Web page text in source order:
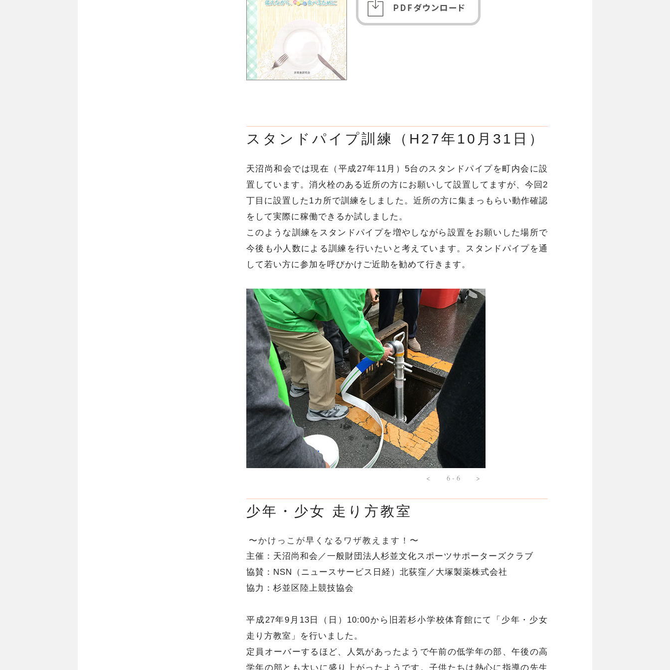
少年・少女 走り方教室
〜かけっこが早くなるワザ教えます！〜
主催：天沼尚和会／一般財団法人杉並文化スポーツサポーターズクラブ
協賛：NSN（ニュースサービス日経）北荻窪／大塚製薬株式会社
協力：杉並区陸上競技協会
平成27年9月13日（日）10:00から旧若杉小学校体育館にて「少年・少女
走り方教室」を行いました。
定員オーバーするほど、人気があったようで午前の低学年の部、午後の高
学年の部とも大いに盛り上がったようです。子供たちは熱心に指導の先生
スタンドパイプ訓練（H27年10月31日）
天沼尚和会では現在（平成27年11月）5台のスタンドパイプを町内会に設
置しています。消火栓のある近所の方にお願いして設置してますが、今回2
丁目に設置した1カ所で訓練をしました。近所の方に集まっもらい動作確認
をして実際に稼働できるか試しました。
このような訓練をスタンドパイプを増やしながら設置をお願いした場所で
今後も小人数による訓練を行いたいと考えています。スタンドパイプを通
して若い方に参加を呼びかけご近助を勧めて行きます。
6 - 6
< >